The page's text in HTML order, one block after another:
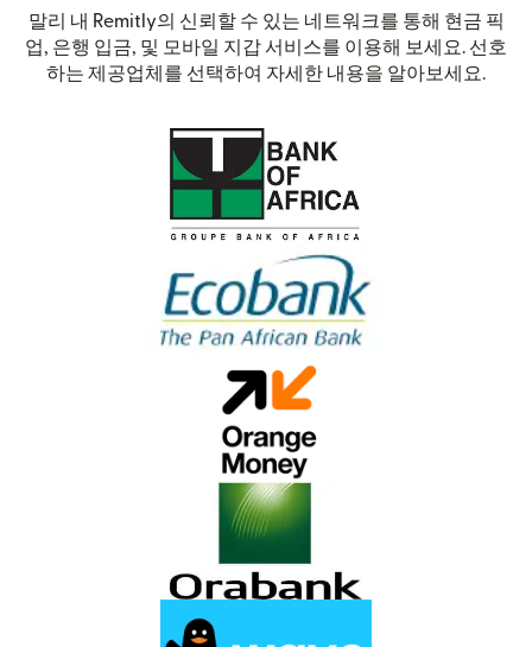
말리 내 Remitly의 신뢰할 수 있는 네트워크를 통해 현금 픽
업, 은행 입금, 및 모바일 지갑 서비스를 이용해 보세요. 선호
하는 제공업체를 선택하여 자세한 내용을 알아보세요.